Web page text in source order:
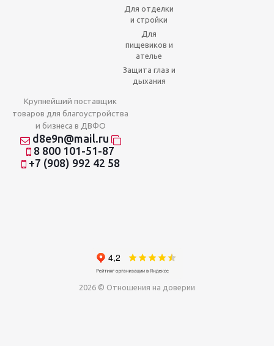
Для отделки
и стройки
Для
пищевиков и
ателье
Защита глаз и
дыхания
Крупнейший поставщик
товаров для благоустройства
и бизнеса в ДВФО
d8e9n@mail.ru
8 800 101-51-87
+7 (908) 992 42 58
2026 © Отношения на доверии